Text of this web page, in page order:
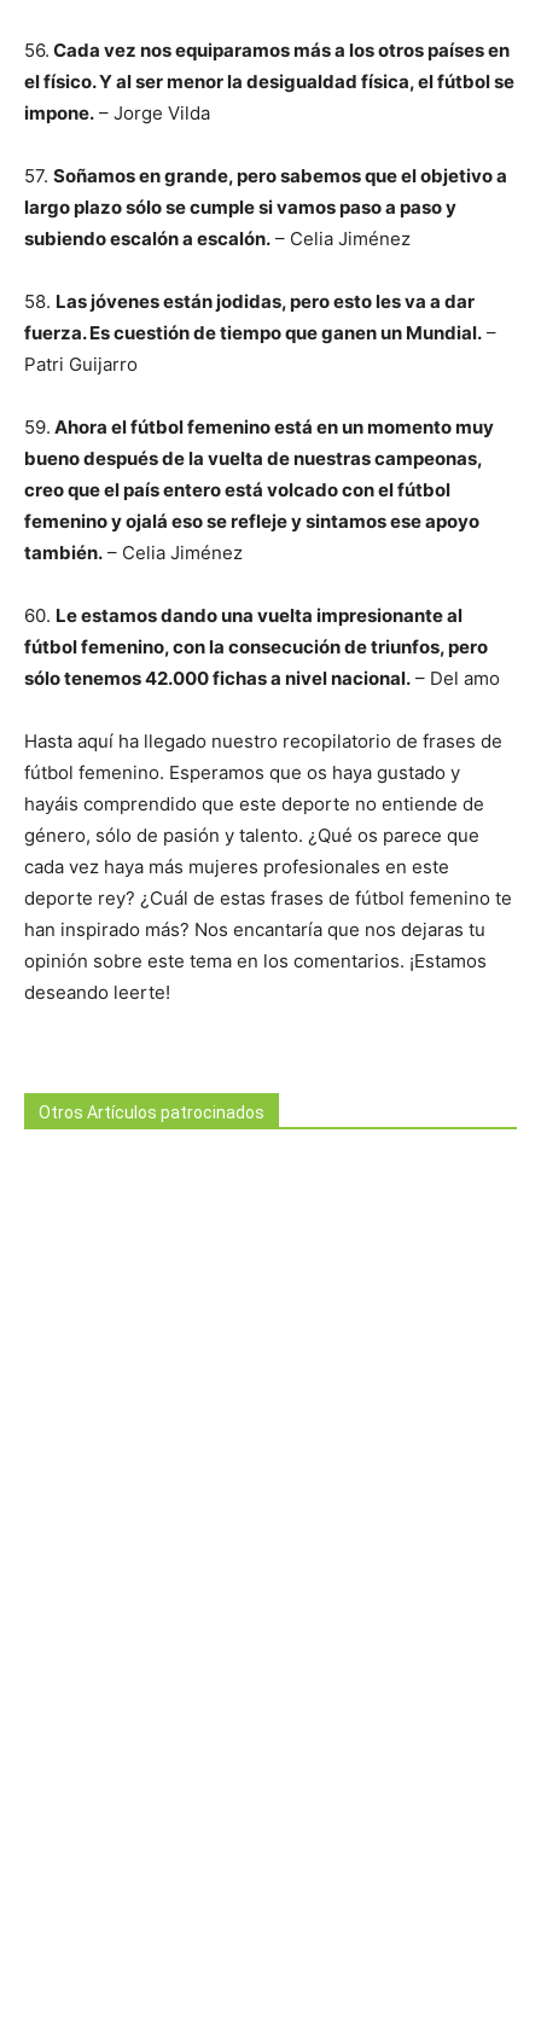
56. Cada vez nos equiparamos más a los otros países en
el físico. Y al ser menor la desigualdad física, el fútbol se
impone. – Jorge Vilda
57. Soñamos en grande, pero sabemos que el objetivo a
largo plazo sólo se cumple si vamos paso a paso y
subiendo escalón a escalón. – Celia Jiménez
58. Las jóvenes están jodidas, pero esto les va a dar
fuerza. Es cuestión de tiempo que ganen un Mundial. –
Patri Guijarro
59. Ahora el fútbol femenino está en un momento muy
bueno después de la vuelta de nuestras campeonas,
creo que el país entero está volcado con el fútbol
femenino y ojalá eso se refleje y sintamos ese apoyo
también. – Celia Jiménez
60. Le estamos dando una vuelta impresionante al
fútbol femenino, con la consecución de triunfos, pero
sólo tenemos 42.000 fichas a nivel nacional. – Del amo
Hasta aquí ha llegado nuestro recopilatorio de frases de
fútbol femenino. Esperamos que os haya gustado y
hayáis comprendido que este deporte no entiende de
género, sólo de pasión y talento. ¿Qué os parece que
cada vez haya más mujeres profesionales en este
deporte rey? ¿Cuál de estas frases de fútbol femenino te
han inspirado más? Nos encantaría que nos dejaras tu
opinión sobre este tema en los comentarios. ¡Estamos
deseando leerte!
Otros Artículos patrocinados